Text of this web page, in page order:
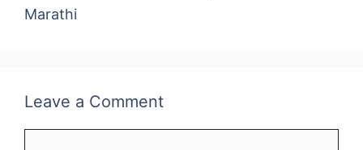
Marathi
Leave a Comment